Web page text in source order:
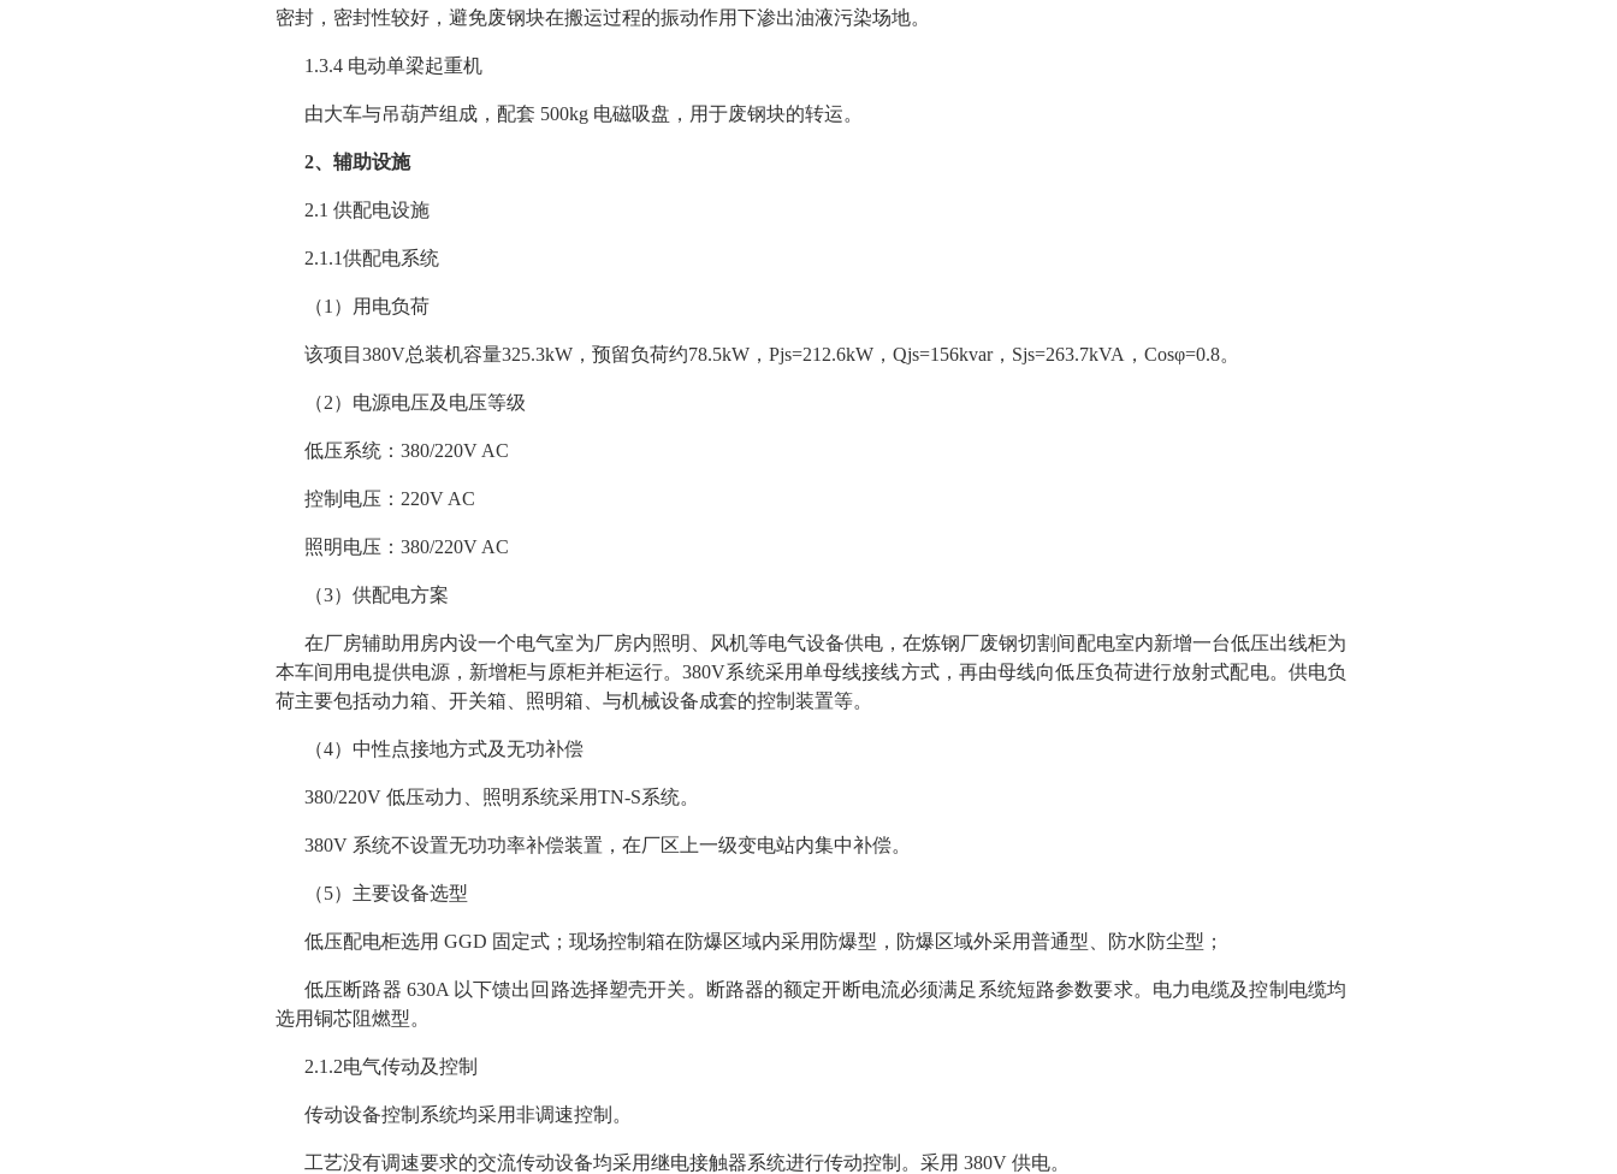
密封，密封性较好，避免废钢块在搬运过程的振动作用下渗出油液污染场地。
1.3.4 电动单梁起重机
由大车与吊葫芦组成，配套 500kg 电磁吸盘，用于废钢块的转运。
2、辅助设施
2.1 供配电设施
2.1.1供配电系统
（1）用电负荷
该项目380V总装机容量325.3kW，预留负荷约78.5kW，Pjs=212.6kW，Qjs=156kvar，Sjs=263.7kVA，Cosφ=0.8。
（2）电源电压及电压等级
低压系统：380/220V AC
控制电压：220V AC
照明电压：380/220V AC
（3）供配电方案
在厂房辅助用房内设一个电气室为厂房内照明、风机等电气设备供电，在炼钢厂废钢切割间配电室内新增一台低压出线柜为
本车间用电提供电源，新增柜与原柜并柜运行。380V系统采用单母线接线方式，再由母线向低压负荷进行放射式配电。供电负
荷主要包括动力箱、开关箱、照明箱、与机械设备成套的控制装置等。
（4）中性点接地方式及无功补偿
380/220V 低压动力、照明系统采用TN-S系统。
380V 系统不设置无功功率补偿装置，在厂区上一级变电站内集中补偿。
（5）主要设备选型
低压配电柜选用 GGD 固定式；现场控制箱在防爆区域内采用防爆型，防爆区域外采用普通型、防水防尘型；
低压断路器 630A 以下馈出回路选择塑壳开关。断路器的额定开断电流必须满足系统短路参数要求。电力电缆及控制电缆均
选用铜芯阻燃型。
2.1.2电气传动及控制
传动设备控制系统均采用非调速控制。
工艺没有调速要求的交流传动设备均采用继电接触器系统进行传动控制。采用 380V 供电。